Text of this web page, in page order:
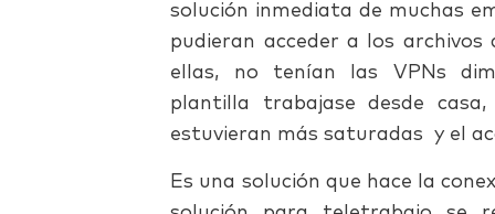
solución inmediata de muchas
pudieran acceder a los archivos
ellas, no tenían las VPNs
plantilla trabajase desde
estuvieran más saturadas y el
Es una solución que hace la